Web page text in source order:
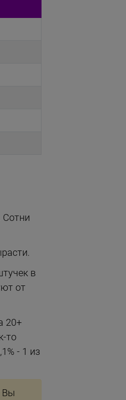
Сотни
в
от
20+
то
- 1 из
Вы